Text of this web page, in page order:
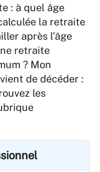
: à quel âge
la retraite
après l’âge
retraite
? Mon
de décéder :
les